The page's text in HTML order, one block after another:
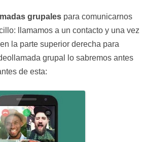
grupales para comunicarnos
llamamos a un contacto y una vez
la parte superior derecha para
grupal lo sabremos antes
de esta: